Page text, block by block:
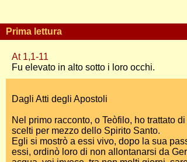
Prima lettura
At 1,1-11
Fu elevato in alto sotto i loro occhi.
Dagli Atti degli Apostoli
Nel primo racconto, o Teòfilo, ho trattato
scelti per mezzo dello Spirito Santo.
Egli si mostrò a essi vivo, dopo la sua
essi, ordinò loro di non allontanarsi da